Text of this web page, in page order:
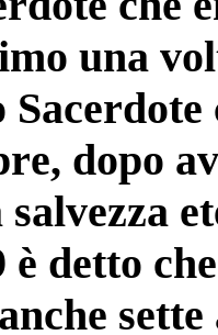
una
dopo
è detto